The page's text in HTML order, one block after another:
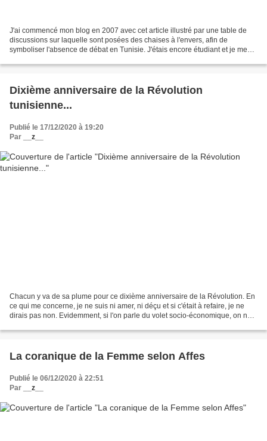
J'ai commencé mon blog en 2007 avec cet article illustré par une table de
discussions sur laquelle sont posées des chaises à l'envers, afin de
symboliser l'absence de débat en Tunisie. J'étais encore étudiant et je me
Dixième anniversaire de la Révolution
tunisienne...
Publié le 17/12/2020 à 19:20
Par
__z__
Chacun y va de sa plume pour ce dixième anniversaire de la Révolution. En
ce qui me concerne, je ne suis ni amer, ni déçu et si c'était à refaire, je ne
dirais pas non. Evidemment, si l'on parle du volet socio-économique, on ne
La coranique de la Femme selon Affes
Publié le 06/12/2020 à 22:51
Par
__z__